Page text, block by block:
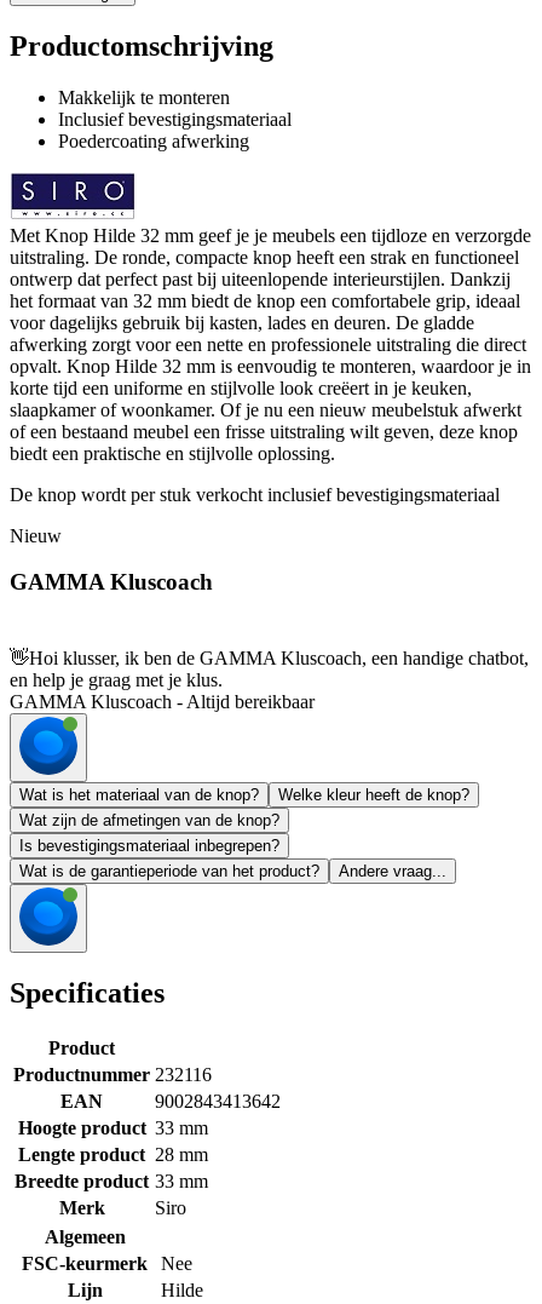
Productomschrijving
Makkelijk te monteren
Inclusief bevestigingsmateriaal
Poedercoating afwerking
Met Knop Hilde 32 mm geef je je meubels een tijdloze en verzorgde
uitstraling. De ronde, compacte knop heeft een strak en functioneel
ontwerp dat perfect past bij uiteenlopende interieurstijlen. Dankzij
het formaat van 32 mm biedt de knop een comfortabele grip, ideaal
voor dagelijks gebruik bij kasten, lades en deuren. De gladde
afwerking zorgt voor een nette en professionele uitstraling die direct
opvalt. Knop Hilde 32 mm is eenvoudig te monteren, waardoor je in
korte tijd een uniforme en stijlvolle look creëert in je keuken,
slaapkamer of woonkamer. Of je nu een nieuw meubelstuk afwerkt
of een bestaand meubel een frisse uitstraling wilt geven, deze knop
biedt een praktische en stijlvolle oplossing.
De knop wordt per stuk verkocht inclusief bevestigingsmateriaal
Nieuw
GAMMA Kluscoach
👋Hoi klusser, ik ben de GAMMA Kluscoach, een handige chatbot,
en help je graag met je klus.
GAMMA Kluscoach - Altijd bereikbaar
Wat is het materiaal van de knop?
Welke kleur heeft de knop?
Wat zijn de afmetingen van de knop?
Is bevestigingsmateriaal inbegrepen?
Wat is de garantieperiode van het product?
Andere vraag...
Specificaties
Product
Productnummer 232116
EAN
9002843413642
Hoogte product 33 mm
Lengte product 28 mm
Breedte product 33 mm
Merk
Siro
Algemeen
FSC-keurmerk
Nee
Lijn
Hilde